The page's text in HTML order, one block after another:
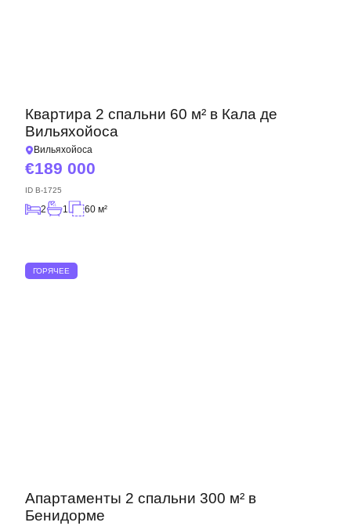
Квартира 2 спальни 60 м² в Кала де
Вильяхойоса
Вильяхойоса
189 000
ID B-1725
2 1 60 м²
ГОРЯЧЕЕ
Апартаменты 2 спальни 300 м² в
Бенидорме